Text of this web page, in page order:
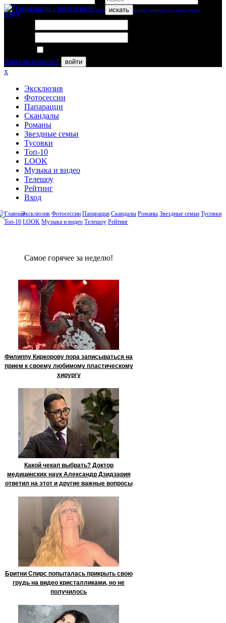
искать
вход
Забыли пароль?
войти
x
Эксклюзив
Фотосессии
Папарацци
Скандалы
Романы
Звездные семьи
Тусовки
Топ-10
LOOK
Музыка и видео
Телешоу
Рейтинг
Вход
Эксклюзив Фотосессии Папарацци Скандалы Романы Звездные семьи Тусовки
Топ-10 LOOK Музыка и видео Телешоу Рейтинг
Сaмое гoрячее за неделю!
Филиппу Киркорову пора записываться на
прием к своему любимому пластическому
хирургу
Какой чекап выбрать? Доктор
медицинских наук Александр Дзидзария
ответил на этот и другие важные вопросы
Бритни Спирс попыталась прикрыть свою
грудь на видео кристалликами, но не
получилось